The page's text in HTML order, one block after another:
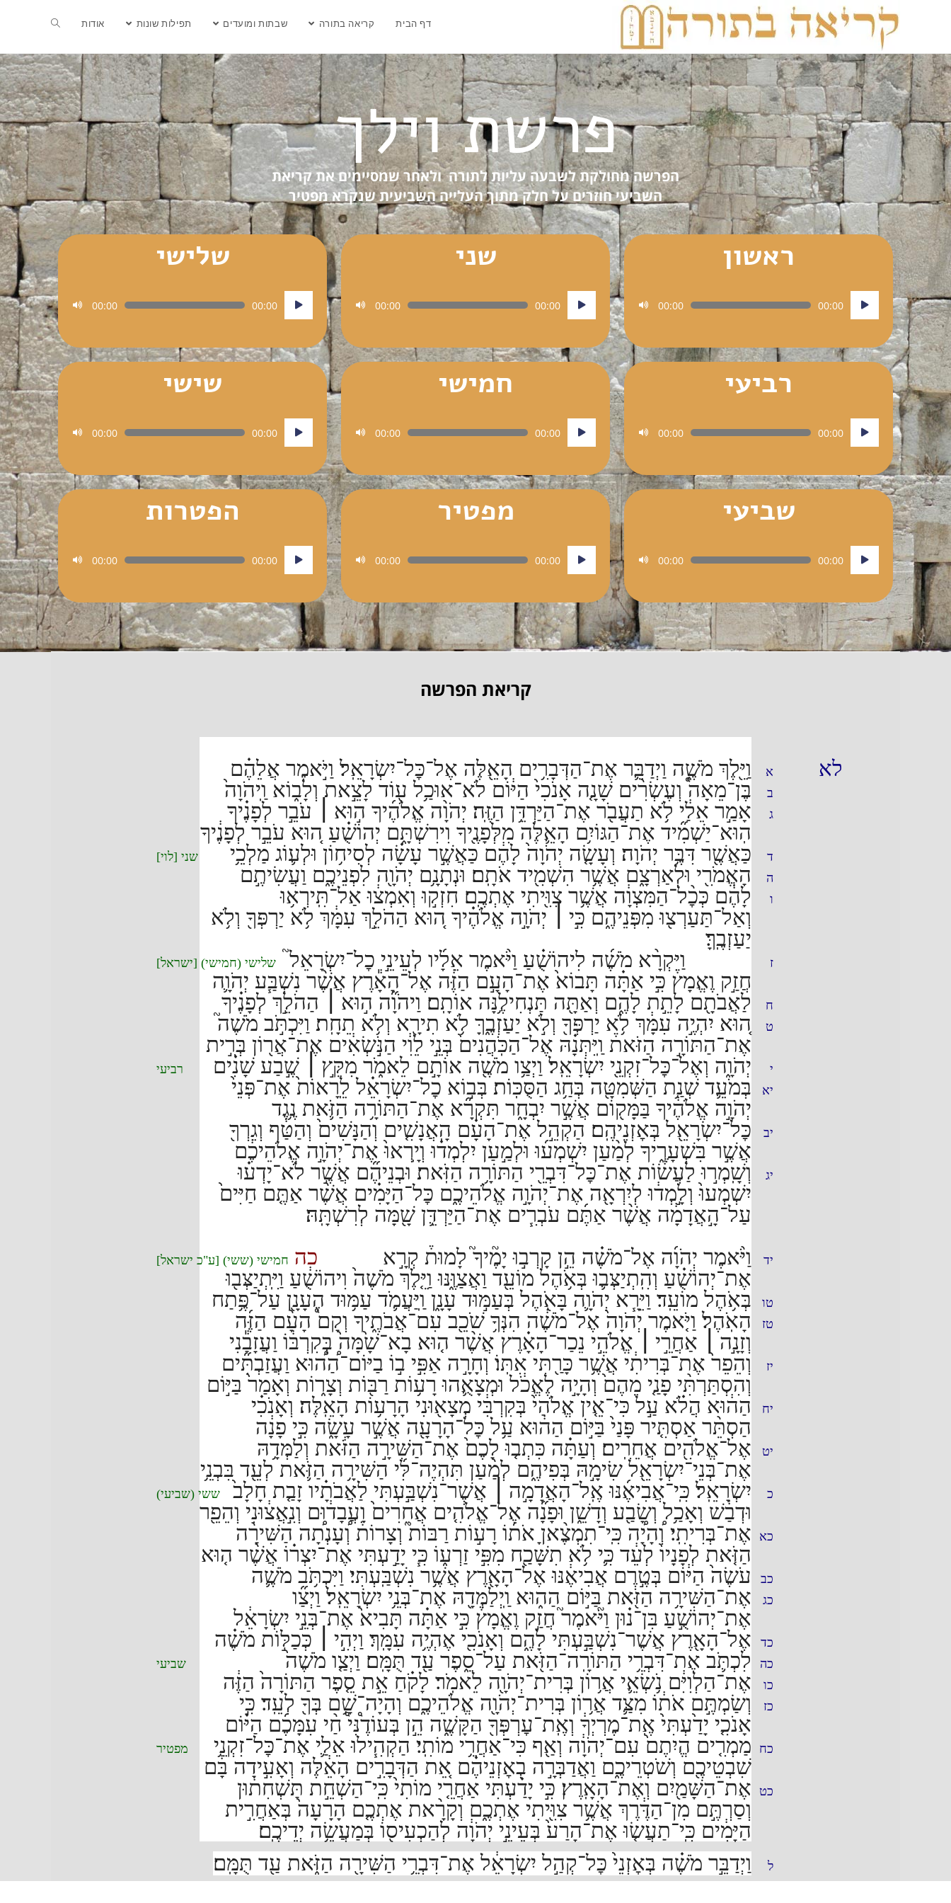
דף הבית קריאה בתורה שבתות ומועדים תפילות שונות אודות
פרשת וילך
הפרשה מחולקת לשבעה עליות לתורה ולאחר שמסיימים את קריאת
השביעי חוזרים על חלק מתוך העלייה השביעית שנקרא מפטיר
ראשון
אודיו
00:00
00:00
שני
אודיו
00:00
00:00
שלישי
אודיו
00:00
00:00
רביעי
אודיו
00:00
00:00
חמישי
אודיו
00:00
00:00
שישי
אודיו
00:00
00:00
שביעי
אודיו
00:00
00:00
מפטיר
אודיו
00:00
00:00
הפטרות
אודיו
00:00
00:00
קריאת הפרשה
לא א וַיֵּ֖לֶךְ מֹשֶׁ֑ה וַיְדַבֵּ֛ר אֶת־הַדְּבָרִ֥ים הָאֵ֖לֶּה אֶל־כׇּל־יִשְׂרָאֵֽל׃
ב
וַיֹּ֣אמֶר אֲלֵהֶ֗ם
בֶּן־מֵאָה֩ וְעֶשְׂרִ֨ים שָׁנָ֤ה אָנֹכִי֙ הַיּ֔וֹם לֹא־אוּכַ֥ל ע֖וֹד לָצֵ֣את וְלָב֑וֹא וַֽיהֹוָה֙
אָמַ֣ר אֵלַ֔י לֹ֥א תַעֲבֹ֖ר אֶת־הַיַּרְדֵּ֥ן הַזֶּֽה׃
ג יְהֹוָ֨ה אֱלֹהֶ֜יךָ ה֣וּא
עֹבֵ֣ר לְפָנֶ֗יךָ
הֽוּא־יַשְׁמִ֞יד אֶת־הַגּוֹיִ֥ם הָאֵ֛לֶּה מִלְּפָנֶ֖יךָ וִירִשְׁתָּ֑ם יְהוֹשֻׁ֗עַ ה֚וּא עֹבֵ֣ר לְפָנֶ֔יךָ
כַּאֲשֶׁ֖ר דִּבֶּ֥ר יְהֹוָה׃
שני [לוי] ד
וְעָשָׂ֤ה יְהֹוָה֙ לָהֶ֔ם כַּאֲשֶׁ֣ר עָשָׂ֗ה לְסִיח֥וֹן וּלְע֛וֹג מַלְכֵ֥י
הָאֱמֹרִ֖י וּלְאַרְצָ֑ם אֲשֶׁ֥ר הִשְׁמִ֖יד אֹתָֽם׃
ה
וּנְתָנָ֥ם יְהֹוָ֖ה לִפְנֵיכֶ֑ם וַעֲשִׂיתֶ֣ם
לָהֶ֔ם כְּכׇ֨ל־הַמִּצְוָ֔ה אֲשֶׁ֥ר צִוִּ֖יתִי אֶתְכֶֽם׃
ו
חִזְק֣וּ וְאִמְצ֔וּ אַל־תִּֽירְא֥וּ
וְאַל־תַּעַרְצ֖וּ מִפְּנֵיהֶ֑ם כִּ֣י
יְהֹוָ֣ה אֱלֹהֶ֗יךָ ה֚וּא הַהֹלֵ֣ךְ עִמָּ֔ךְ לֹ֥א יַרְפְּךָ֖ וְלֹ֥א
יַעַזְבֶֽךָּ׃
שלישי (חמישי) [ישראל] ז
וַיִּקְרָ֨א מֹשֶׁ֜ה לִיהוֹשֻׁ֗עַ וַיֹּ֨אמֶר אֵלָ֜יו לְעֵינֵ֣י כׇל־יִשְׂרָאֵל֮
חֲזַ֣ק וֶאֱמָץ֒ כִּ֣י אַתָּ֗ה תָּבוֹא֙ אֶת־הָעָ֣ם הַזֶּ֔ה אֶל־הָאָ֕רֶץ אֲשֶׁ֨ר נִשְׁבַּ֧ע יְהֹוָ֛ה
לַאֲבֹתָ֖ם לָתֵ֣ת לָהֶ֑ם וְאַתָּ֖ה תַּנְחִילֶ֥נָּה אוֹתָֽם׃
ח וַיהֹוָ֞ה ה֣וּא
הַהֹלֵ֣ךְ לְפָנֶ֗יךָ
ה֚וּא יִהְיֶ֣ה עִמָּ֔ךְ לֹ֥א יַרְפְּךָ֖ וְלֹ֣א יַעַזְבֶ֑ךָּ לֹ֥א תִירָ֖א וְלֹ֥א תֵחָֽת׃
ט
וַיִּכְתֹּ֣ב מֹשֶׁה֮
אֶת־הַתּוֹרָ֣ה הַזֹּאת֒ וַֽיִּתְּנָ֗הּ אֶל־הַכֹּֽהֲנִים֙ בְּנֵ֣י לֵוִ֔י הַנֹּ֣שְׂאִ֔ים אֶת־אֲר֖וֹן בְּרִ֣ית
יְהֹוָ֑ה וְאֶל־כׇּל־זִקְנֵ֖י יִשְׂרָאֵֽל׃
רביעי י וַיְצַ֥ו מֹשֶׁ֖ה אוֹתָ֣ם לֵאמֹ֑ר מִקֵּ֣ץ
שֶׁ֣בַע שָׁנִ֗ים
בְּמֹעֵ֛ד שְׁנַ֥ת הַשְּׁמִטָּ֖ה בְּחַ֥ג הַסֻּכּֽוֹת׃
יא
בְּב֣וֹא כׇל־יִשְׂרָאֵ֗ל לֵֽרָאוֹת֙ אֶת־פְּנֵי֙
יְהֹוָ֣ה אֱלֹהֶ֔יךָ בַּמָּק֖וֹם אֲשֶׁ֣ר יִבְחָ֑ר תִּקְרָ֞א אֶת־הַתּוֹרָ֥ה הַזֹּ֛את נֶ֥גֶד
כׇּל־יִשְׂרָאֵ֖ל בְּאׇזְנֵיהֶֽם׃
יב
הַקְהֵ֣ל אֶת־הָעָ֗ם הָֽאֲנָשִׁ֤ים וְהַנָּשִׁים֙ וְהַטַּ֔ף וְגֵרְךָ֖
אֲשֶׁ֣ר בִּשְׁעָרֶ֑יךָ לְמַ֨עַן יִשְׁמְע֜וּ וּלְמַ֣עַן יִלְמְד֗וּ וְיָֽרְאוּ֙ אֶת־יְהֹוָ֣ה אֱלֹהֵיכֶ֔ם
וְשָֽׁמְר֣וּ לַעֲשׂ֔וֹת אֶת־כׇּל־דִּבְרֵ֖י הַתּוֹרָ֥ה הַזֹּֽאת׃
יג
וּבְנֵיהֶ֞ם אֲשֶׁ֣ר לֹא־יָדְע֗וּ
יִשְׁמְעוּ֙ וְלָ֣מְד֔וּ לְיִרְאָ֖ה אֶת־יְהֹוָ֣ה אֱלֹהֵיכֶ֑ם כׇּל־הַיָּמִ֗ים אֲשֶׁ֨ר אַתֶּ֤ם חַיִּים֙
עַל־הָ֣אֲדָמָ֔ה אֲשֶׁ֨ר אַתֶּ֜ם עֹבְרִ֧ים אֶת־הַיַּרְדֵּ֛ן שָׁ֖מָּה לְרִשְׁתָּֽהּ׃
כה חמישי (ששי) [ע"כ ישראל] יד
וַיֹּ֨אמֶר יְהֹוָ֜ה אֶל־מֹשֶׁ֗ה הֵ֣ן קָרְב֣וּ יָמֶ֘יךָ֮ לָמוּת֒ קְרָ֣א
אֶת־יְהוֹשֻׁ֗עַ וְהִֽתְיַצְּב֛וּ בְּאֹ֥הֶל מוֹעֵ֖ד וַאֲצַוֶּ֑נּוּ וַיֵּ֤לֶךְ מֹשֶׁה֙ וִיהוֹשֻׁ֔עַ וַיִּֽתְיַצְּב֖וּ
בְּאֹ֥הֶל מוֹעֵֽד׃
טו
וַיֵּרָ֧א יְהֹוָ֛ה בָּאֹ֖הֶל בְּעַמּ֣וּד עָנָ֑ן וַֽיַּעֲמֹ֛ד עַמּ֥וּד הֶעָנָ֖ן עַל־פֶּ֥תַח
הָאֹֽהֶל׃
טז
וַיֹּ֤אמֶר יְהֹוָה֙ אֶל־מֹשֶׁ֔ה הִנְּךָ֥ שֹׁכֵ֖ב עִם־אֲבֹתֶ֑יךָ וְקָם֩ הָעָ֨ם הַזֶּ֜ה
וְזָנָ֣ה
אַחֲרֵ֣י
אֱלֹהֵ֣י נֵכַר־הָאָ֗רֶץ אֲשֶׁ֨ר ה֤וּא בָא־שָׁ֙מָּה֙ בְּקִרְבּ֔וֹ וַעֲזָבַ֕נִי
וְהֵפֵר֙ אֶת־בְּרִיתִ֔י אֲשֶׁ֥ר כָּרַ֖תִּי אִתּֽוֹ׃
יז
וְחָרָ֣ה אַפִּ֣י ב֣וֹ בַיּוֹם־הַ֠ה֠וּא וַעֲזַבְתִּ֞ים
וְהִסְתַּרְתִּ֨י פָנַ֤י מֵהֶם֙ וְהָיָ֣ה לֶאֱכֹ֔ל וּמְצָאֻ֛הוּ רָע֥וֹת רַבּ֖וֹת וְצָר֑וֹת וְאָמַר֙ בַּיּ֣וֹם
הַה֔וּא הֲלֹ֗א עַ֣ל כִּי־אֵ֤ין אֱלֹהַי֙ בְּקִרְבִּ֔י מְצָא֖וּנִי הָרָע֥וֹת הָאֵֽלֶּה׃
יח
וְאָנֹכִ֗י
הַסְתֵּ֨ר אַסְתִּ֤יר פָּנַי֙ בַּיּ֣וֹם הַה֔וּא עַ֥ל כׇּל־הָרָעָ֖ה אֲשֶׁ֣ר עָשָׂ֑ה כִּ֣י פָנָ֔ה
אֶל־אֱלֹהִ֖ים אֲחֵרִֽים׃
יט
וְעַתָּ֗ה כִּתְב֤וּ לָכֶם֙ אֶת־הַשִּׁירָ֣ה הַזֹּ֔את וְלַמְּדָ֥הּ
אֶת־בְּנֵי־יִשְׂרָאֵ֖ל שִׂימָ֣הּ בְּפִיהֶ֑ם לְמַ֨עַן תִּהְיֶה־לִּ֜י הַשִּׁירָ֥ה הַזֹּ֛את לְעֵ֖ד בִּבְנֵ֥י
יִשְׂרָאֵֽל׃
ששי (שביעי) כ כִּֽי־אֲבִיאֶ֜נּוּ אֶֽל־הָאֲדָמָ֣ה
אֲשֶׁר־נִשְׁבַּ֣עְתִּי לַאֲבֹתָ֗יו זָבַ֤ת חָלָב֙
וּדְבַ֔שׁ וְאָכַ֥ל וְשָׂבַ֖ע וְדָשֵׁ֑ן וּפָנָ֞ה אֶל־אֱלֹהִ֤ים אֲחֵרִים֙ וַעֲבָד֔וּם וְנִ֣אֲצ֔וּנִי וְהֵפֵ֖ר
אֶת־בְּרִיתִֽי׃
כא
וְ֠הָיָ֠ה כִּֽי־תִמְצֶ֨אןָ אֹת֜וֹ רָע֣וֹת רַבּוֹת֮ וְצָרוֹת֒ וְ֠עָנְתָ֠ה הַשִּׁירָ֨ה
הַזֹּ֤את לְפָנָיו֙ לְעֵ֔ד כִּ֛י לֹ֥א תִשָּׁכַ֖ח מִפִּ֣י זַרְע֑וֹ כִּ֧י יָדַ֣עְתִּי אֶת־יִצְר֗וֹ אֲשֶׁ֨ר ה֤וּא
עֹשֶׂה֙ הַיּ֔וֹם בְּטֶ֣רֶם אֲבִיאֶ֔נּוּ אֶל־הָאָ֖רֶץ אֲשֶׁ֥ר נִשְׁבַּֽעְתִּי׃
כב
וַיִּכְתֹּ֥ב מֹשֶׁ֛ה
אֶת־הַשִּׁירָ֥ה הַזֹּ֖את בַּיּ֣וֹם הַה֑וּא וַֽיְלַמְּדָ֖הּ אֶת־בְּנֵ֥י יִשְׂרָאֵֽל׃
כג
וַיְצַ֞ו
אֶת־יְהוֹשֻׁ֣עַ בִּן־נ֗וּן וַיֹּ֘אמֶר֮ חֲזַ֣ק וֶאֱמָץ֒ כִּ֣י אַתָּ֗ה תָּבִיא֙ אֶת־בְּנֵ֣י יִשְׂרָאֵ֔ל
אֶל־הָאָ֖רֶץ אֲשֶׁר־נִשְׁבַּ֣עְתִּי לָהֶ֑ם וְאָנֹכִ֖י אֶהְיֶ֥ה עִמָּֽךְ׃
כד וַיְהִ֣י
כְּכַלּ֣וֹת מֹשֶׁ֗ה
לִכְתֹּ֛ב אֶת־דִּבְרֵ֥י הַתּוֹרָֽה־הַזֹּ֖את עַל־סֵ֑פֶר עַ֖ד תֻּמָּֽם׃
שביעי כה
וַיְצַ֤ו מֹשֶׁה֙
אֶת־הַלְוִיִּ֔ם נֹ֥שְׂאֵ֛י אֲר֥וֹן בְּרִית־יְהֹוָ֖ה לֵאמֹֽר׃
כו
לָקֹ֗חַ אֵ֣ת סֵ֤פֶר הַתּוֹרָה֙ הַזֶּ֔ה
וְשַׂמְתֶּ֣ם אֹת֔וֹ מִצַּ֛ד אֲר֥וֹן בְּרִית־יְהֹוָ֖ה אֱלֹהֵיכֶ֑ם וְהָיָה־שָׁ֥ם בְּךָ֖ לְעֵֽד׃
כז
כִּ֣י
אָנֹכִ֤י יָדַ֙עְתִּי֙ אֶֽת־מֶרְיְךָ֔ וְאֶֽת־עׇרְפְּךָ֖ הַקָּשֶׁ֑ה הֵ֣ן בְּעוֹדֶ֩נִּי֩ חַ֨י עִמָּכֶ֜ם הַיּ֗וֹם
מַמְרִ֤ים הֱיִתֶם֙ עִם־יְהֹוָ֔ה וְאַ֖ף כִּי־אַחֲרֵ֥י מוֹתִֽי׃
מפטיר כח
הַקְהִ֧ילוּ אֵלַ֛י אֶת־כׇּל־זִקְנֵ֥י
שִׁבְטֵיכֶ֖ם וְשֹׁטְרֵיכֶ֑ם וַאֲדַבְּרָ֣ה בְאׇזְנֵיהֶ֗ם אֵ֚ת הַדְּבָרִ֣ים הָאֵ֔לֶּה וְאָעִ֣ידָה בָּ֔ם
אֶת־הַשָּׁמַ֖יִם וְאֶת־הָאָֽרֶץ׃ כט
כִּ֣י יָדַ֗עְתִּי אַחֲרֵ֤י מוֹתִי֙ כִּֽי־הַשְׁחֵ֣ת תַּשְׁחִת֔וּן
וְסַרְתֶּ֣ם מִן־הַדֶּ֔רֶךְ אֲשֶׁ֥ר צִוִּ֖יתִי אֶתְכֶ֑ם וְקָרָ֨את אֶתְכֶ֤ם הָרָעָה֙ בְּאַחֲרִ֣ית
הַיָּמִ֔ים כִּֽי־תַעֲשׂ֤וּ אֶת־הָרַע֙ בְּעֵינֵ֣י יְהֹוָ֔ה לְהַכְעִיס֖וֹ בְּמַעֲשֵׂ֥ה יְדֵיכֶֽם׃
ל וַיְדַבֵּ֣ר מֹשֶׁ֗ה בְּאׇזְנֵי֙ כׇּל־קְהַ֣ל יִשְׂרָאֵ֔ל אֶת־דִּבְרֵ֥י הַשִּׁירָ֖ה הַזֹּ֑את עַ֖ד תֻּמָּֽם׃